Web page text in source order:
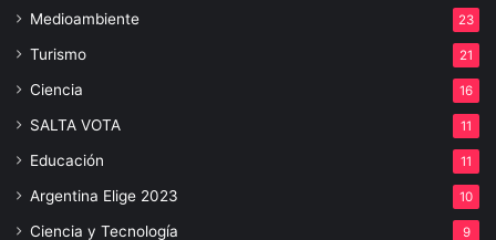
Medioambiente 23
Turismo 21
Ciencia 16
SALTA VOTA 11
Educación 11
Argentina Elige 2023 10
Ciencia y Tecnología 9